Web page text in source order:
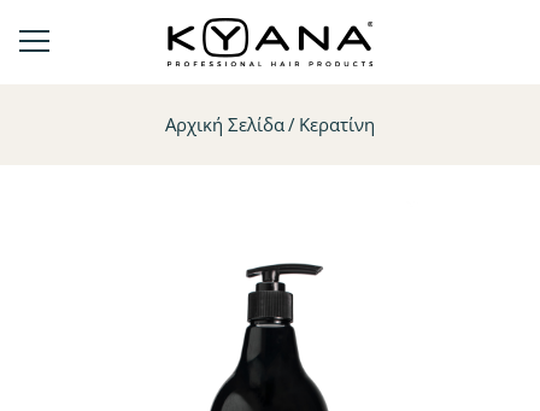
Αρχική Σελίδα Κερατίνη